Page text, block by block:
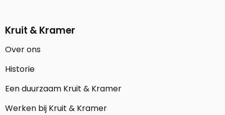
Kruit & Kramer
Over ons
Historie
Een duurzaam Kruit & Kramer
Werken bij Kruit & Kramer